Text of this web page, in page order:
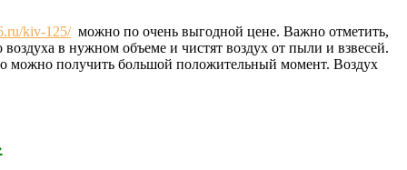
kiv-125/можно по очень выгодной цене. Важно отметить,
в нужном объеме и чистят воздух от пыли и взвесей.
можно получить большой положительный момент. Воздух